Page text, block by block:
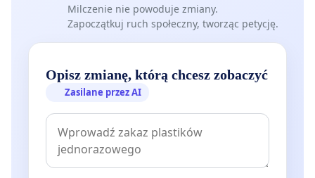
Milczenie nie powoduje zmiany.
Zapoczątkuj ruch społeczny, tworząc petycję.
Opisz zmianę, którą chcesz zobaczyć
Zasilane przez AI